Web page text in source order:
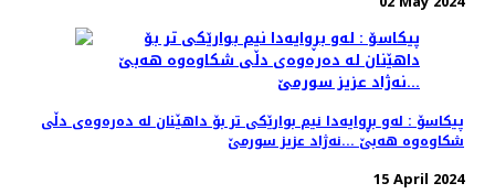
پیكاسۆ : له‌و بڕوایه‌دا نیم بوارێكی تر بۆ داهێنان له‌ ده‌ره‌وه‌ی دڵی
شكاوه‌وه‌ هه‌بێ ...نه‌ژاد عزیز سورمێ
15 April 2024